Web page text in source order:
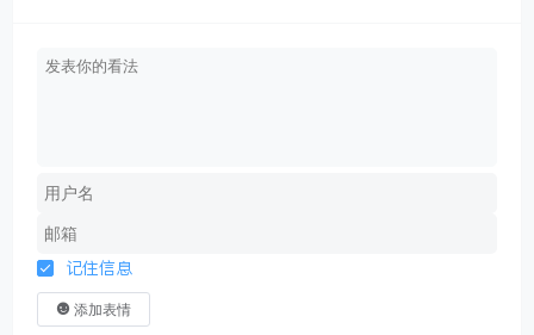
记住信息
添加表情